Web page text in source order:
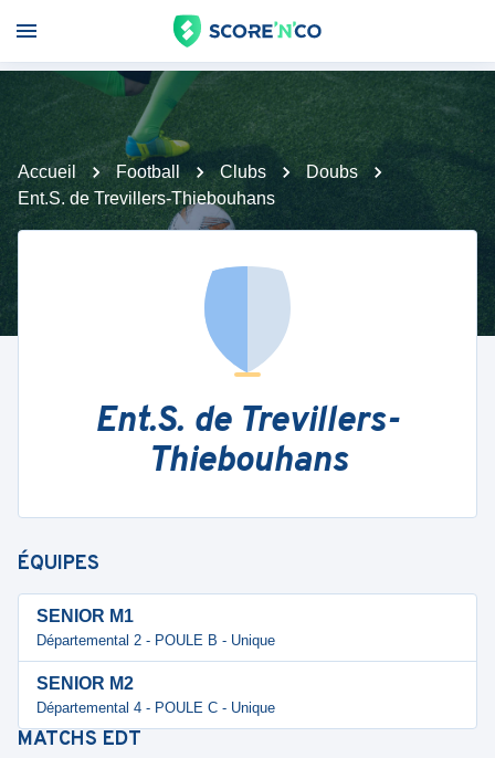
Accueil Football Clubs
Doubs
Ent.S. de Trevillers-Thiebouhans
Ent.S. de Trevillers-
Thiebouhans
ÉQUIPES
SENIOR M1
Départemental 2 - POULE B - Unique
SENIOR M2
Départemental 4 - POULE C - Unique
MATCHS EDT